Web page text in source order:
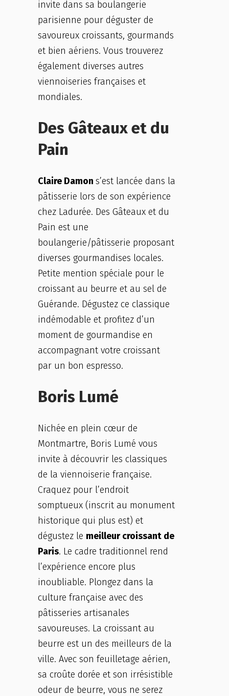
invite dans sa boulangerie
parisienne pour déguster de
savoureux croissants, gourmands
et bien aériens. Vous trouverez
également diverses autres
viennoiseries françaises et
mondiales.
Des Gâteaux et du
Pain
Claire Damon s’est lancée dans la
pâtisserie lors de son expérience
chez Ladurée. Des Gâteaux et du
Pain est une
boulangerie/pâtisserie proposant
diverses gourmandises locales.
Petite mention spéciale pour le
croissant au beurre et au sel de
Guérande. Dégustez ce classique
indémodable et profitez d’un
moment de gourmandise en
accompagnant votre croissant
par un bon espresso.
Boris Lumé
Nichée en plein cœur de
Montmartre, Boris Lumé vous
invite à découvrir les classiques
de la viennoiserie française.
Craquez pour l’endroit
somptueux (inscrit au monument
historique qui plus est) et
dégustez le meilleur croissant de
Paris. Le cadre traditionnel rend
l’expérience encore plus
inoubliable. Plongez dans la
culture française avec des
pâtisseries artisanales
savoureuses. La croissant au
beurre est un des meilleurs de la
ville. Avec son feuilletage aérien,
sa croûte dorée et son irrésistible
odeur de beurre, vous ne serez